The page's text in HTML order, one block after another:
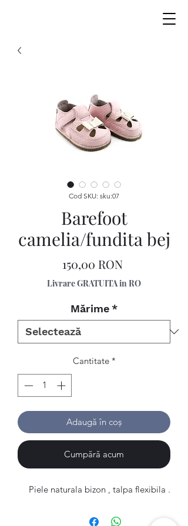
Cod SKU: sku:07
Barefoot
camelia/fundita bej
150,00 RONPreț
Livrare GRATUITA in RO
Mărime *
Cantitate *
Adaugă în coș
Cumpără acum
Piele naturala bizon , talpa flexibila .